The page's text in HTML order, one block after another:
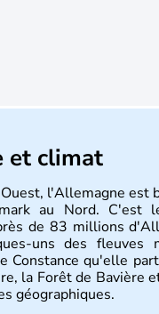
et climat
l'Allemagne est
au Nord. C'est
de 83 millions
uns des
Constance qu'elle
la Forêt de Bavière
géographiques.